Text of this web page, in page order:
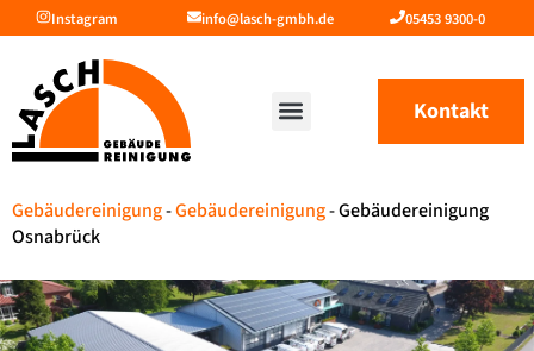
Instagram info@lasch-gmbh.de 05453 9300-0
Kontakt
Gebäudereinigung-Gebäudereinigung-Gebäudereinigung
Osnabrück